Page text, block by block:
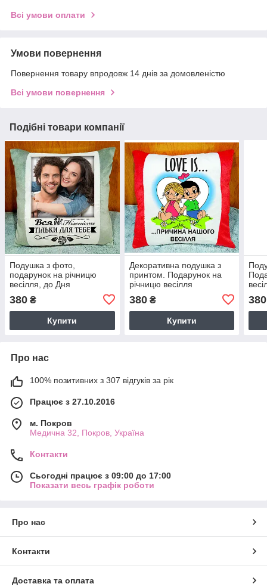
Всі умови оплати
Умови повернення
Повернення товару впродовж 14 днів за домовленістю
Всі умови повернення
Подібні товари компанії
Подушка з фото,
подарунок на річницю
весілля, до Дня
Закоханих. Колір подушки
- сірий
380 ₴
Купити
Декоративна подушка з
принтом. Подарунок на
річницю весілля
380₴
Купити
380
Про нас
100% позитивних з 307 відгуків за рік
Працює з 27.10.2016
м. Покров
Медична 32, Покров, Україна
Контакти
Сьогодні працює з 09:00 до 17:00
Показати весь графік роботи
Про нас
Контакти
Доставка та оплата